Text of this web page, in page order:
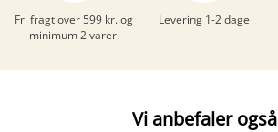
Fri fragt over 599 kr. og
minimum 2 varer.
Levering 1-2 dage
Vi anbefaler også